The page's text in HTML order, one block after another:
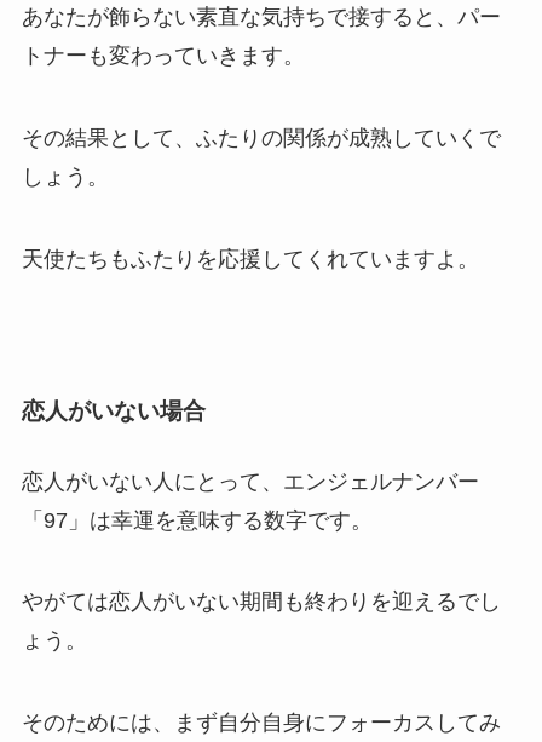
あなたが飾らない素直な気持ちで接すると、パー
トナーも変わっていきます。
その結果として、ふたりの関係が成熟していくで
しょう。
天使たちもふたりを応援してくれていますよ。
恋人がいない場合
恋人がいない人にとって、エンジェルナンバー
「97」は幸運を意味する数字です。
やがては恋人がいない期間も終わりを迎えるでし
ょう。
そのためには、まず自分自身にフォーカスしてみ